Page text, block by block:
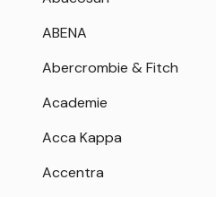
ABENA
Abercrombie & Fitch
Academie
Acca Kappa
Accentra